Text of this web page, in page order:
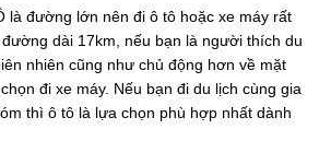
là đường lớn nên đi ô tô hoặc xe máy rất
dài 17km, nếu bạn là người thích du
nhiên cũng như chủ động hơn về mặt
đi xe máy. Nếu bạn đi du lịch cùng gia
thì ô tô là lựa chọn phù hợp nhất dành